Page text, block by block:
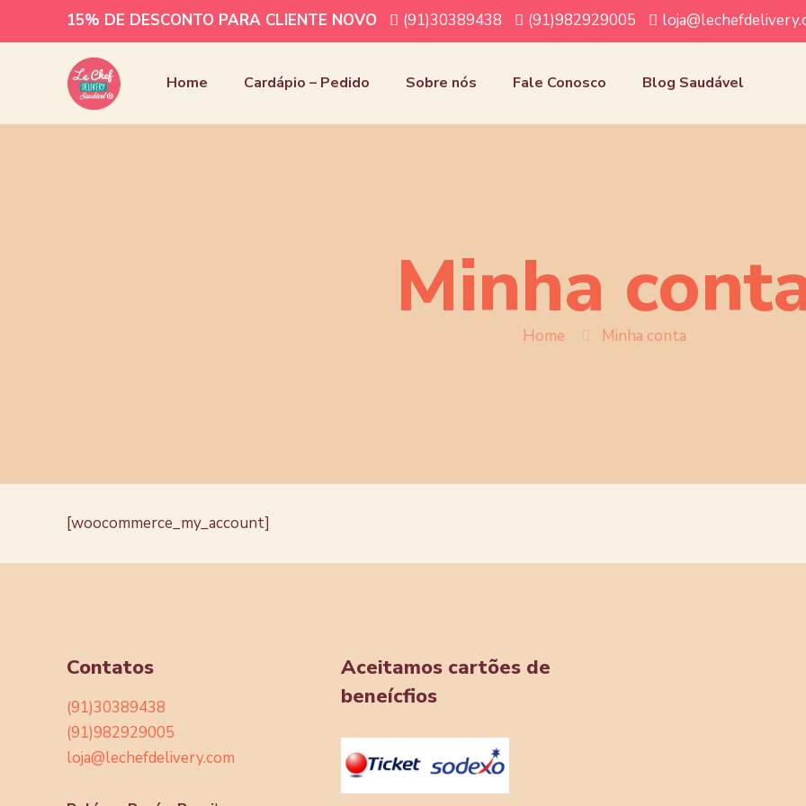
15% DE DESCONTO PARA CLIENTE NOVO (91)30389438 (91)982929005
Home Cardápio – Pedido Sobre nós Fale Conosco Blog Saudável
Minha
Home Minha conta
[woocommerce_my_account]
Contatos
(91)30389438
(91)982929005
loja@lechefdelivery.com
Aceitamos cartões de
beneícfios